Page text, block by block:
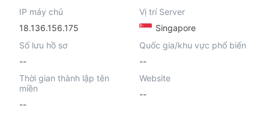
IP máy chủ
18.136.156.175
Vị trí Server
Singapore
Số lưu hồ sơ
--
Quốc gia/khu vực phổ biến
--
Thời gian thành lập tên
miền
--
Website
--